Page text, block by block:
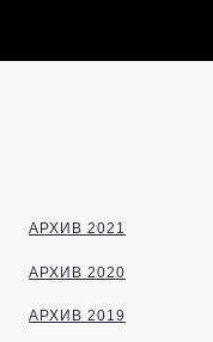
АРХИВ 2021
АРХИВ 2020
АРХИВ 2019